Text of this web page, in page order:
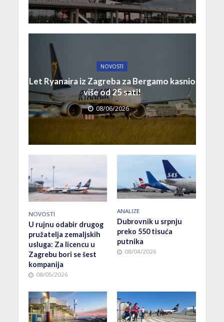
NOVOSTI
Let Ryanaira iz Zagreba za Bergamo kasnio
više od 25 sati!
08/06/2026
NOVOSTI
U rujnu odabir drugog
pružatelja zemaljskih
usluga: Za licencu u
Zagrebu bori se šest
kompanija
08/05/2026
ANALIZE
Dubrovnik u srpnju
preko 550 tisuća
putnika
08/04/2026